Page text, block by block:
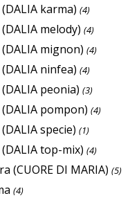
karma) (4)
melody) (4)
mignon) (4)
ninfea) (4)
peonia) (3)
pompon) (4)
specie) (1)
top-mix) (4)
(CUORE DI MARIA) (5)
(4)